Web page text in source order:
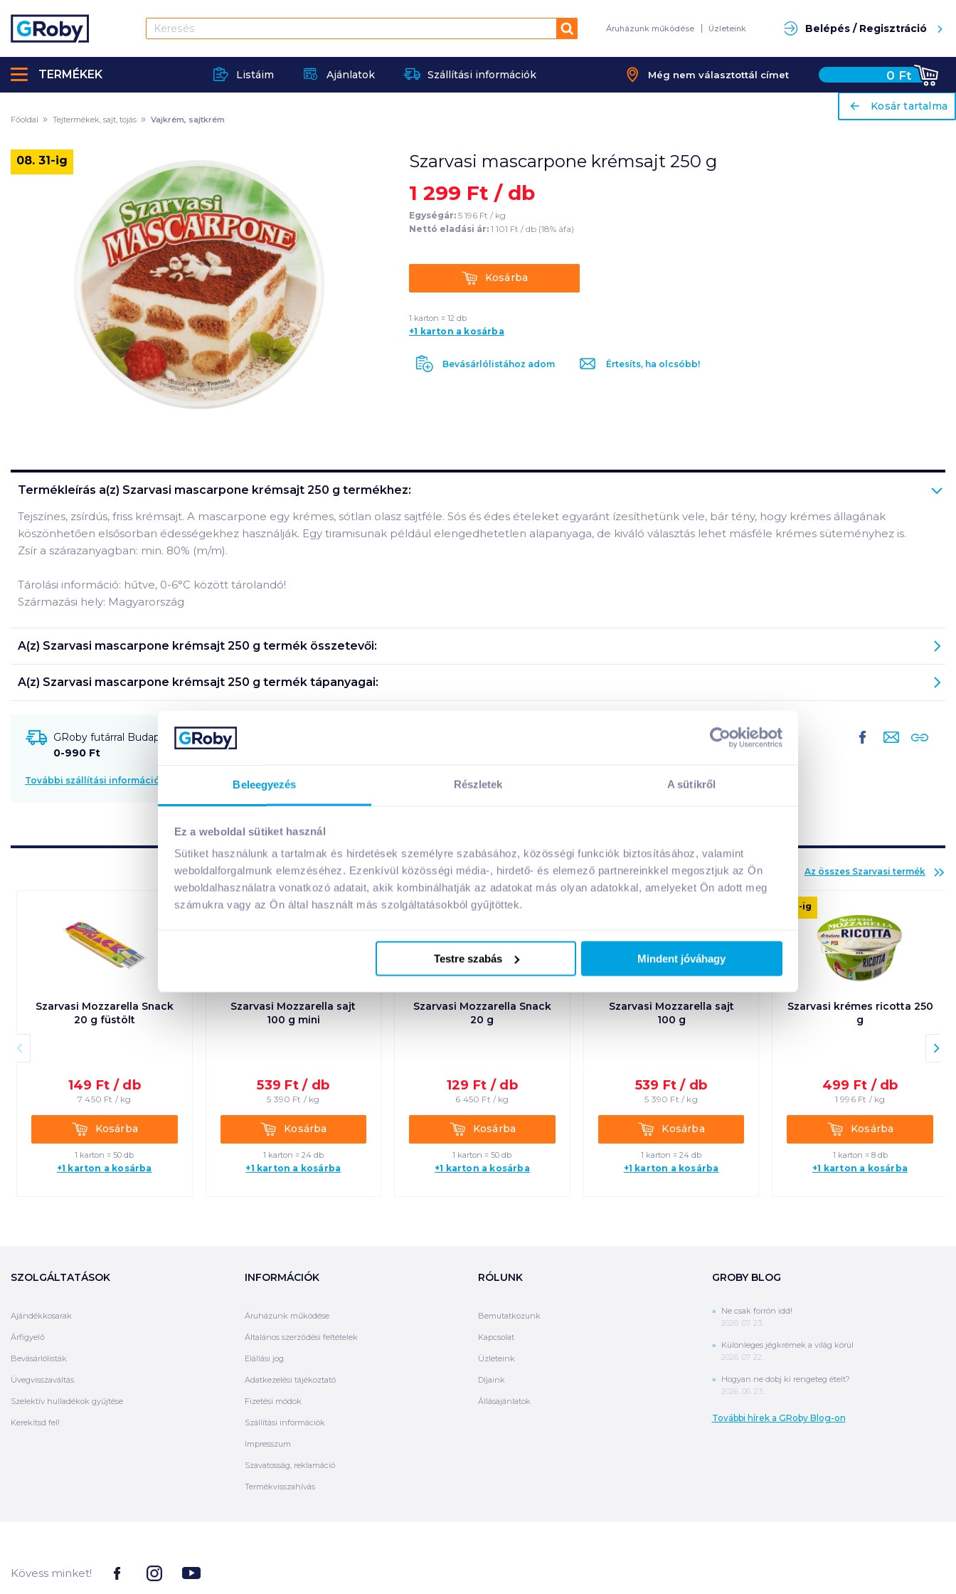
Beleegyezés Részletek A sütikről
Ez a weboldal sütiket használ
Sütiket használunk a tartalmak és hirdetések személyre szabásához, közösségi funkciók biztosításához, valamint
weboldalforgalmunk elemzéséhez. Ezenkívül közösségi média-, hirdető- és elemező partnereinkkel megosztjuk az Ön
weboldalhasználatra vonatkozó adatait, akik kombinálhatják az adatokat más olyan adatokkal, amelyeket Ön adott meg
számukra vagy az Ön által használt más szolgáltatásokból gyűjtöttek.
Testre szabás Mindent jóváhagy
Keresés Áruházunk működése Üzleteink Belépés / Regisztráció
Listáim Ajánlatok Szállítási információk Még nem választottál címet 0 Ft
TERMÉKEK
ariaLabel
Kosár tartalma
A kosarad jelenleg üres.
Főoldal Tejtermékek, sajt, tojás Vajkrém, sajtkrém
08. 31-ig Szarvasi mascarpone krémsajt 250 g
1 299 Ft / db
Egységár: 5 196 Ft / kg
Nettó eladási ár: 1 101 Ft / db (18% áfa)
KosárbaKosárba
1 karton = 12 db
+1 karton a kosárba
Bevásárlólistához adom Értesíts, ha olcsóbb!
Termékleírás a(z) Szarvasi mascarpone krémsajt 250 g termékhez:
Tejszínes, zsírdús, friss krémsajt. A mascarpone egy krémes, sótlan olasz sajtféle. Sós és édes ételeket egyaránt ízesíthetünk vele, bár tény, hogy krémes állagának
köszönhetően elsősorban édességekhez használják. Egy tiramisunak például elengedhetetlen alapanyaga, de kiváló választás lehet másféle krémes süteményhez is.
Zsír a szárazanyagban: min. 80% (m/m).
Tárolási információ: hűtve, 0-6°C között tárolandó!
Származási hely: Magyarország
A(z) Szarvasi mascarpone krémsajt 250 g termék összetevői:
A(z) Szarvasi mascarpone krémsajt 250 g termék tápanyagai:
GRoby futárral Budapestre és környékére szállítható
0-990 Ft
További szállítási információk
Az összes Szarvasi termék
Szarvasi Mozzarella Snack
20 g füstölt
149 Ft / db
7 450 Ft / kg
KosárbaKosárba
1 karton = 50 db
+1 karton a kosárba
Szarvasi Mozzarella sajt
100 g mini
539 Ft / db
5 390 Ft / kg
KosárbaKosárba
1 karton = 24 db
+1 karton a kosárba
08. 31-ig
Szarvasi Mozzarella Snack
20 g
129 Ft / db
6 450 Ft / kg
KosárbaKosárba
1 karton = 50 db
+1 karton a kosárba
Szarvasi Mozzarella sajt
100 g
539 Ft / db
5 390 Ft / kg
KosárbaKosárba
1 karton = 24 db
+1 karton a kosárba
Szarvasi krémes ricotta 250
g
499 Ft / db
1 996Ft / kg
KosárbaKosárba
1 karton = 8 db
+1 karton a kosárba
-ig
SZOLGÁLTATÁSOK
Ajándékkosarak
Árfigyelő
Bevásárlólisták
Üvegvisszaváltás
Szelektív hulladékok gyűjtése
Kerekítsd fel!
INFORMÁCIÓK
Áruházunk működése
Általános szerződési feltételek
Elállási jog
Adatkezelési tájékoztató
Fizetési módok
Szállítási információk
Impresszum
Szavatosság, reklamáció
Termékvisszahívás
RÓLUNK
Bemutatkozunk
Kapcsolat
Üzleteink
Díjaink
Állásajánlatok
GROBY BLOG
Ne csak forrón idd!
2026. 07. 23.
Különleges jégkrémek a világ körül
2026. 07. 22.
Hogyan ne dobj ki rengeteg ételt?
2026. 06. 23.
További hírek a GRoby Blog-on
Kövess minket!